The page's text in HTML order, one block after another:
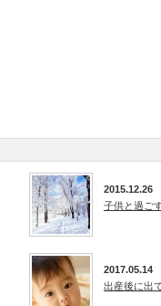
2015.12.26
子供と過ご
2017.05.14
出産後に出